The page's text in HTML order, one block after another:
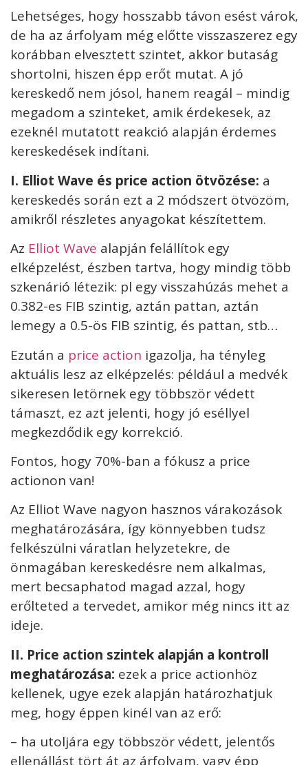
Lehetséges, hogy hosszabb távon esést várok,
de ha az árfolyam még előtte visszaszerez egy
korábban elvesztett szintet, akkor butaság
shortolni, hiszen épp erőt mutat. A jó
kereskedő nem jósol, hanem reagál – mindig
megadom a szinteket, amik érdekesek, az
ezeknél mutatott reakció alapján érdemes
kereskedések indítani.
I. Elliot Wave és price action ötvözése: a
kereskedés során ezt a 2 módszert ötvözöm,
amikről részletes anyagokat készítettem.
Az Elliot Wave alapján felállítok egy
elképzelést, észben tartva, hogy mindig több
szkenárió létezik: pl egy visszahúzás mehet a
0.382-es FIB szintig, aztán pattan, aztán
lemegy a 0.5-ös FIB szintig, és pattan, stb…
Ezután a price action igazolja, ha tényleg
aktuális lesz az elképzelés: például a medvék
sikeresen letörnek egy többször védett
támaszt, ez azt jelenti, hogy jó eséllyel
megkezdődik egy korrekció.
Fontos, hogy 70%-ban a fókusz a price
actionon van!
Az Elliot Wave nagyon hasznos várakozások
meghatározására, így könnyebben tudsz
felkészülni váratlan helyzetekre, de
önmagában kereskedésre nem alkalmas,
mert becsaphatod magad azzal, hogy
erőlteted a tervedet, amikor még nincs itt az
ideje.
II. Price action szintek alapján a kontroll
meghatározása: ezek a price actionhöz
kellenek, ugye ezek alapján határozhatjuk
meg, hogy éppen kinél van az erő:
– ha utoljára egy többször védett, jelentős
ellenállást tört át az árfolyam, vagy épp